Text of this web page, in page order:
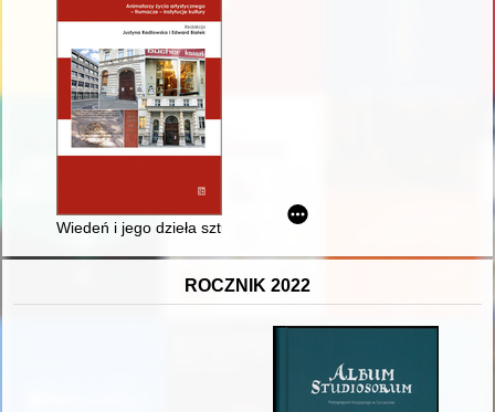
Wiedeń i jego dzieła sztuki w ocenie podróżników
ROCZNIK 2022